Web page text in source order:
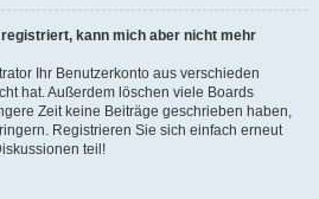
kann mich aber nicht mehr
Ihr Benutzerkonto aus verschieden
hat. Außerdem löschen viele Boards
Zeit keine Beiträge geschrieben haben,
Registrieren Sie sich einfach erneut
teil!